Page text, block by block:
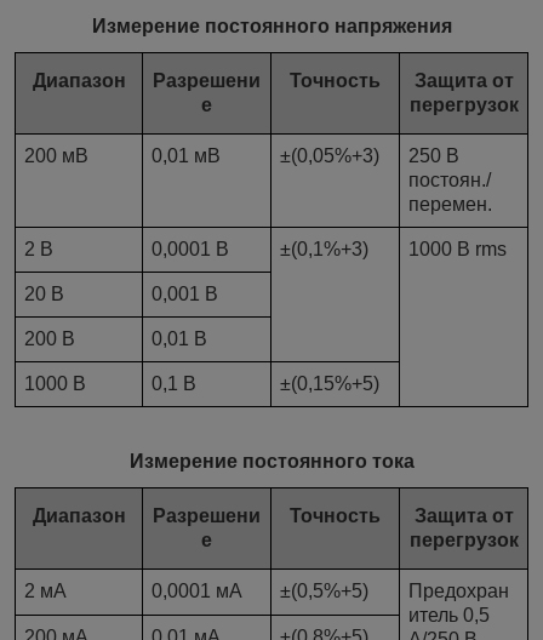
Измерение постоянного напряжения
Диапазон
Разрешени
е
Точность
Защита от
перегрузок
200 мВ 0,01 мВ ±(0,05%+3)
250 В
постоян./
перемен.
2 В 0,0001 В ±(0,1%+3) 1000 В rms
20 В 0,001 В
200 В 0,01 В
1000 В 0,1 В ±(0,15%+5)
Измерение постоянного тока
Диапазон
Разрешени
е
Точность
Защита от
перегрузок
2 мА 0,0001 мА ±(0,5%+5)
Предохран
итель 0,5